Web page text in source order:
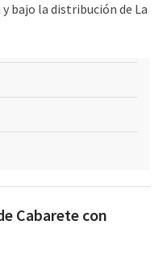
y bajo la distribución de La
Cabarete con